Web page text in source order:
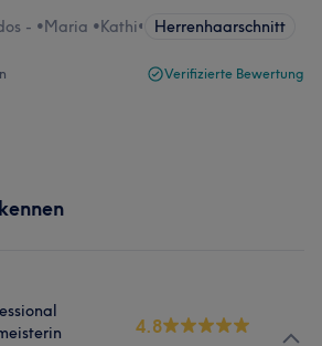
- •Maria •Kathi• Herrenhaarschnitt
Verifizierte Bewertung
4.8